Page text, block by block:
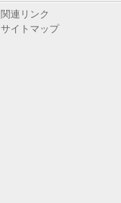
関連リンク
サイトマップ